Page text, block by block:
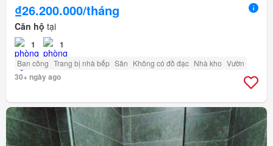
₫26.200.000/tháng
Căn hộ tại
1 1
Ban công Trang bị nhà bếp Sân Không có đồ đạc Nhà kho Vườn
30+ ngày ago